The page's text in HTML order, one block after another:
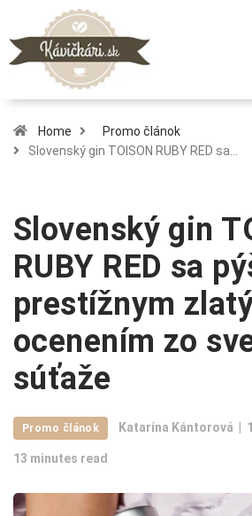
Home
Promo článok
Slovenský gin TOISON RUBY RED sa…
Slovenský gin
RUBY RED sa
prestížnym
ocenením zo
súťaže
Promo článok Katarína Kántorová
13 minutes read